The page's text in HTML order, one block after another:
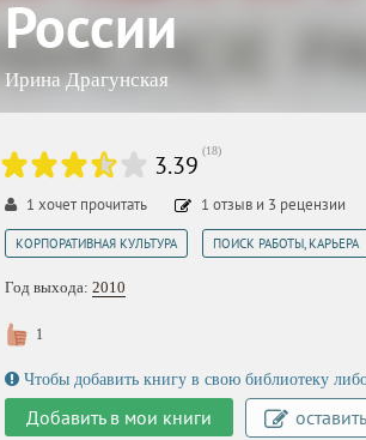
России
Ирина Драгунская
3.39 (18)
1 хочет прочитать 1 отзыв и 3 рецензии
КОРПОРАТИВНАЯ КУЛЬТУРА ПОИСК РАБОТЫ, КАРЬЕРА
Год выхода: 2010
1
Чтобы добавить книгу в свою библиотеку
Добавить в мои книги